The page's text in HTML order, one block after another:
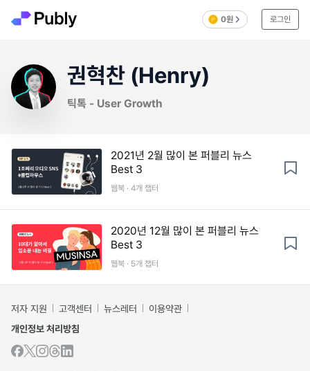
0원 로그인
권혁찬 (Henry)
틱톡 - User Growth
2021년 2월 많이 본 퍼블리 뉴스
Best 3
웹북 · 4개 챕터
2020년 12월 많이 본 퍼블리 뉴스
Best 3
웹북 · 5개 챕터
저자 지원 고객센터 뉴스레터
이용약관
개인정보 처리방침